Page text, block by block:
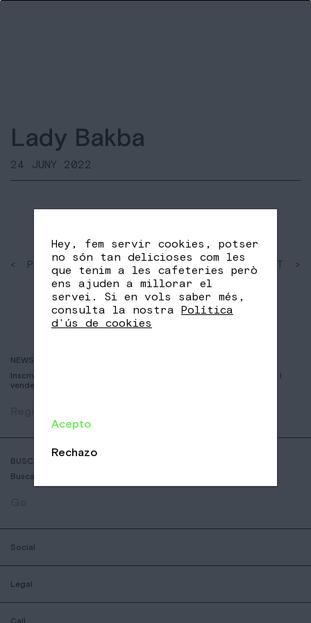
Lady Bakba
24 JUNY 2022
< PAST
SHARE
FB
TW
NEXT >
NEWSLETTER
Inscriviu-vos per rebre informació sobre nous cafès, esdeveniments i
vendes
BUSCADOR DE COFFESSHOPS
Busca la botiga nomad mes aprop teu
Social
Legal
Hey, fem servir cookies, potser
no són tan delicioses com les
que tenim a les cafeteries però
ens ajuden a millorar el
servei. Si en vols saber més,
consulta la nostra Política
d'ús de cookies
Acepto
Rechazo